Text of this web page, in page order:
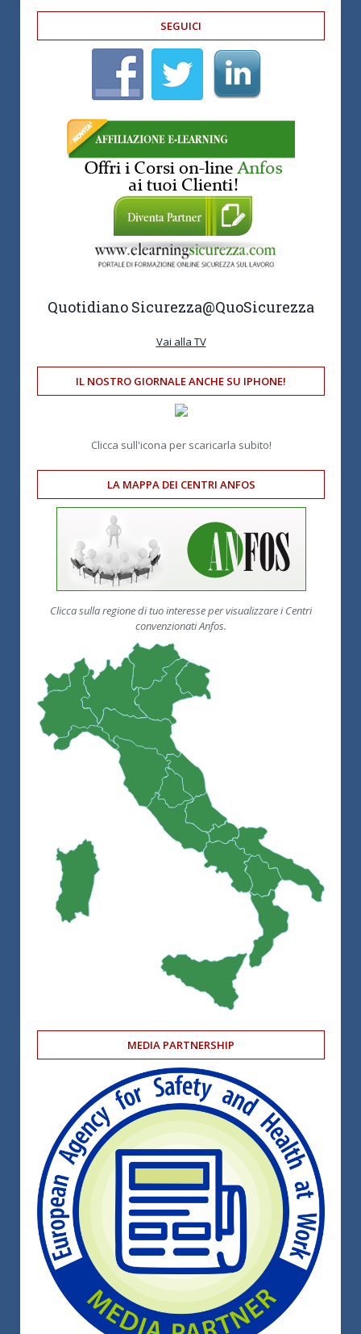
SEGUICI
Quotidiano Sicurezza@QuoSicurezza
Vai alla TV
IL NOSTRO GIORNALE ANCHE SU IPHONE!
Clicca sull'icona per scaricarla subito!
LA MAPPA DEI CENTRI ANFOS
Clicca sulla regione di tuo interesse per visualizzare i Centri
convenzionati Anfos.
MEDIA PARTNERSHIP